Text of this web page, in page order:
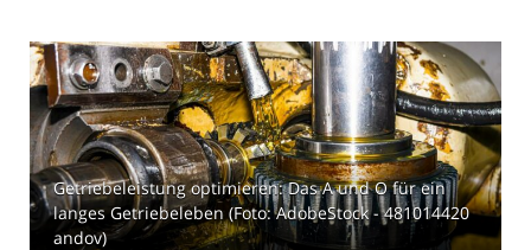
Getriebeleistung optimieren: Das A und O für ein
langes Getriebeleben (Foto: AdobeStock - 481014420
andov)